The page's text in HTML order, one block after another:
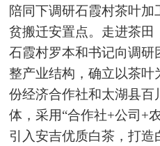
陪同下调研石霞村茶叶
贫搬迁安置点。走进茶田
石霞村罗本和书记向调研
整产业结构，确立以茶叶
份经济合作社和太湖县百
体，采用“合作社+公司+
引入安吉优质白茶，打